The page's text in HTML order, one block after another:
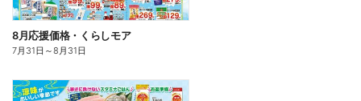
8月応援価格・くらしモア
7月31日 ～8月31日